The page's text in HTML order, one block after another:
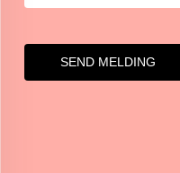
SEND MELDING